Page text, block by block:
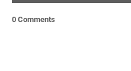
0 Comments